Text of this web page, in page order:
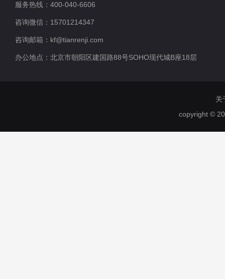
服务热线：400-040-6606
咨询微信：15701214347
咨询邮箱：kf@tianrenji.com
办公地点：北京市朝阳区建国路88号SOHO现代城B座18层
关
copyright ©